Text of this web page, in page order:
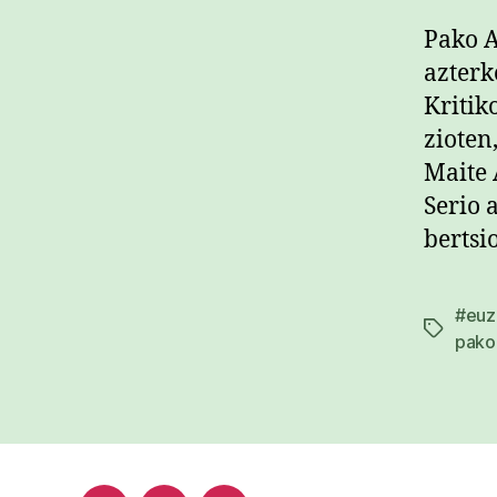
Pako
Maite
Serio
Etiketak